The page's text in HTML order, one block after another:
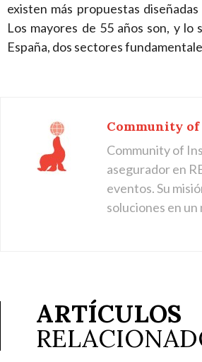
existen más propuestas
Los mayores de 55 años son, y
España, dos sectores
Community
Community of
asegurador en
eventos. Su
soluciones en un
ARTÍCULOS